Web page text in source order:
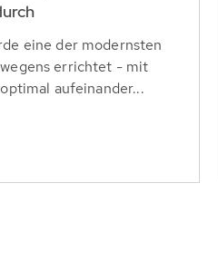
eine der modernsten
errichtet - mit
aufeinander...